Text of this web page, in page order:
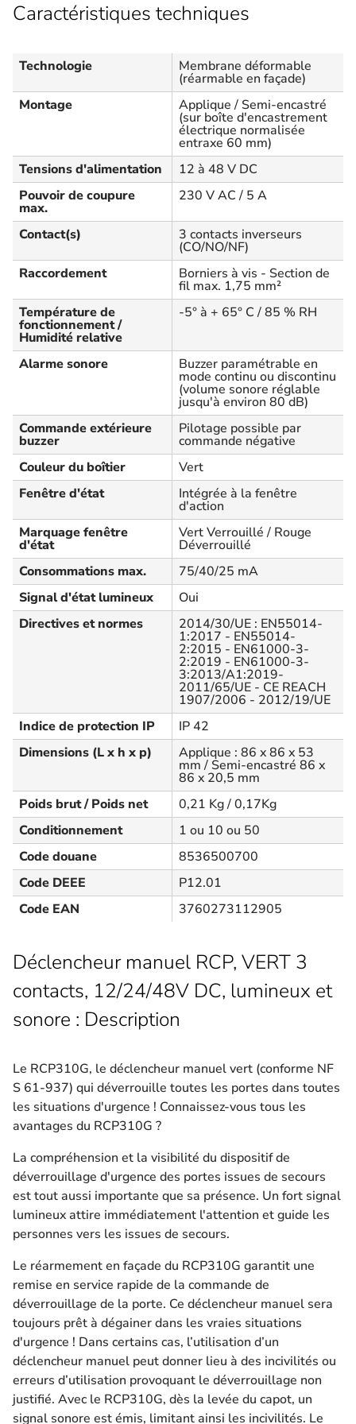
Caractéristiques techniques
Technologie Membrane déformable
(réarmable en façade)
Montage
Applique / Semi-encastré
(sur boîte d'encastrement
électrique normalisée
entraxe 60 mm)
Tensions d'alimentation
12 à 48 V DC
Pouvoir de coupure
max.
230 V AC / 5 A
Contact(s) 3 contacts inverseurs
(CO/NO/NF)
Raccordement
Borniers à vis - Section de
fil max. 1,75 mm²
Température de
fonctionnement /
Humidité relative
-5° à + 65° C / 85 % RH
Alarme sonore Buzzer paramétrable en
mode continu ou discontinu
(volume sonore réglable
jusqu'à environ 80 dB)
Commande extérieure
buzzer
Pilotage possible par
commande négative
Couleur du boîtier
Vert
Fenêtre d'état
Intégrée à la fenêtre
d'action
Marquage fenêtre
d'état
Vert Verrouillé / Rouge
Déverrouillé
Consommations max.
75/40/25 mA
Signal d'état lumineux
Oui
Directives et normes
2014/30/UE : EN55014-
1:2017 - EN55014-
2:2015 - EN61000-3-
2:2019 - EN61000-3-
3:2013/A1:2019-
2011/65/UE - CE REACH
1907/2006 - 2012/19/UE
Indice de protection IP
IP 42
Dimensions (L x h x p)
Applique : 86 x 86 x 53
mm / Semi-encastré 86 x
86 x 20,5 mm
Poids brut / Poids net
0,21 Kg / 0,17Kg
Conditionnement
1 ou 10 ou 50
Code douane
8536500700
Code DEEE
P12.01
Code EAN
3760273112905
Déclencheur manuel RCP, VERT 3
contacts, 12/24/48V DC, lumineux et
sonore : Description
Le RCP310G, le déclencheur manuel vert (conforme NF
S 61-937) qui déverrouille toutes les portes dans toutes
les situations d'urgence ! Connaissez-vous tous les
avantages du RCP310G ?
La compréhension et la visibilité du dispositif de
déverrouillage d'urgence des portes issues de secours
est tout aussi importante que sa présence. Un fort signal
lumineux attire immédiatement l'attention et guide les
personnes vers les issues de secours.
Le réarmement en façade du RCP310G garantit une
remise en service rapide de la commande de
déverrouillage de la porte. Ce déclencheur manuel sera
toujours prêt à dégainer dans les vraies situations
d'urgence ! Dans certains cas, l’utilisation d’un
déclencheur manuel peut donner lieu à des incivilités ou
erreurs d’utilisation provoquant le déverrouillage non
justifié. Avec le RCP310G, dès la levée du capot, un
signal sonore est émis, limitant ainsi les incivilités. Le